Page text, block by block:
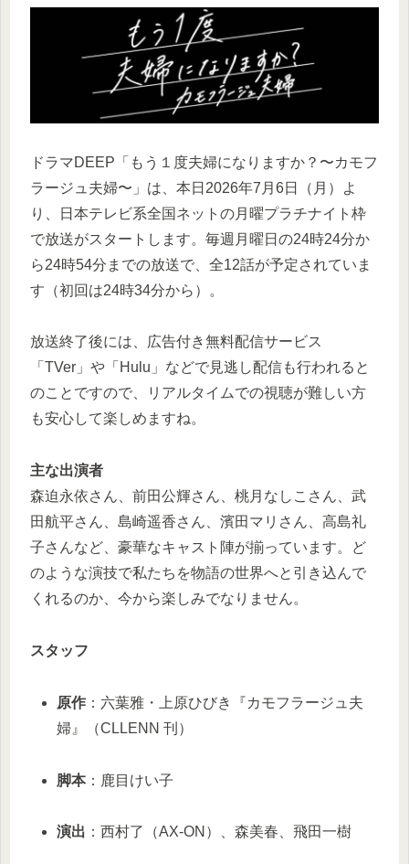
ドラマDEEP「もう１度夫婦になりますか？〜カモフ
ラージュ夫婦〜」は、本日2026年7月6日（月）よ
り、日本テレビ系全国ネットの月曜プラチナイト枠
で放送がスタートします。毎週月曜日の24時24分か
ら24時54分までの放送で、全12話が予定されていま
す（初回は24時34分から）。
放送終了後には、広告付き無料配信サービス
「TVer」や「Hulu」などで見逃し配信も行われると
のことですので、リアルタイムでの視聴が難しい方
も安心して楽しめますね。
主な出演者
森迫永依さん、前田公輝さん、桃月なしこさん、武
田航平さん、島崎遥香さん、濱田マリさん、高島礼
子さんなど、豪華なキャスト陣が揃っています。ど
のような演技で私たちを物語の世界へと引き込んで
くれるのか、今から楽しみでなりません。
スタッフ
原作 ：六葉雅・上原ひびき『カモフラージュ夫
婦』（CLLENN 刊）
脚本：鹿目けい子
演出 ：西村了（AX-ON）、森美春、飛田一樹